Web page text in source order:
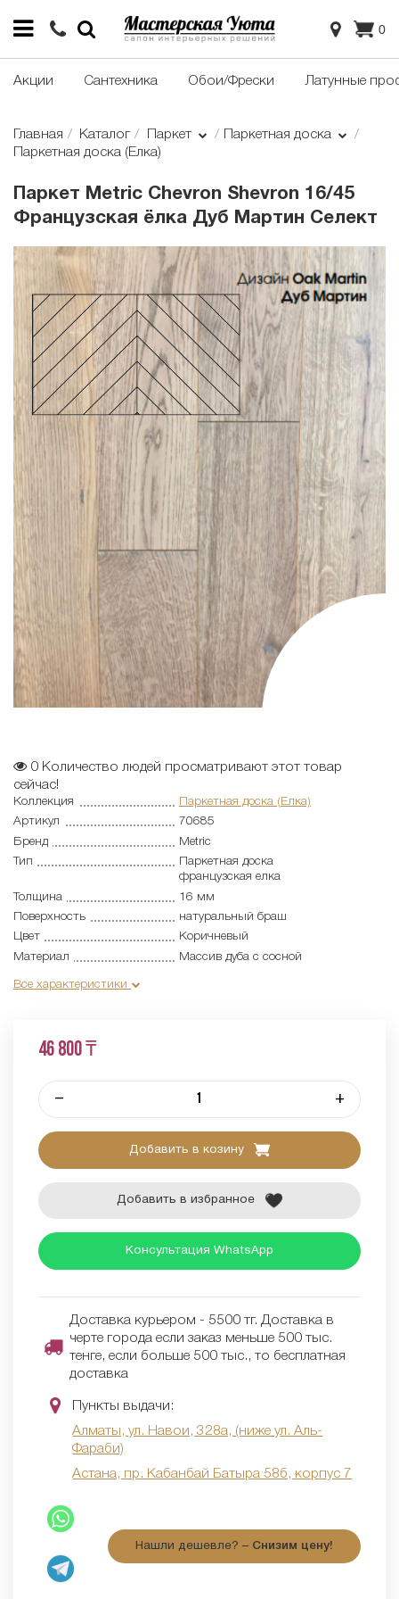
0
Акции Сантехника Обои/Фрески Латунные
Главная Каталог Паркет
Паркетная доска
Паркетная доска (Елка)
Паркет Metric Chevron Shevron 16/45
Французская ёлка Дуб Мартин Селект
0 Количество людей просматривают этот товар
сейчас!
Коллекция
Паркетная доска (Елка)
Артикул
70685
Бренд
Metric
Тип
Паркетная доска
французская елка
Толщина
16 мм
Поверхность
натуральный браш
Цвет
Коричневый
Материал
Массив дуба с сосной
Все характеристики
46 800 ₸
– +
Добавить в козину
Добавить в избранное
Консультация WhatsApp
Доставка курьером - 5500 тг. Доставка в
черте города если заказ меньше 500 тыс.
тенге, если больше 500 тыс., то бесплатная
доставка
Пункты выдачи:
Алматы, ул. Навои, 328а, (ниже ул. Аль-
Фараби)
Астана, пр. Кабанбай Батыра 58б, корпус 7
Нашли дешевле? – Снизим цену!